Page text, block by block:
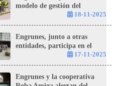
modelo de gestión del
18-11-2025
Engrunes, junto a otras
entidades, participa en el
Seminario Estatal de
Acompañamiento a la
Inserción en Avilés
17-11-2025
Engrunes y la cooperativa